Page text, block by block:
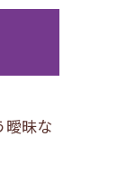
曖昧な